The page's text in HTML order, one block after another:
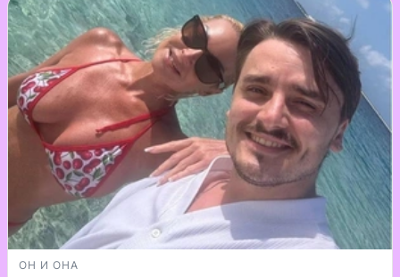
ОН И ОНА